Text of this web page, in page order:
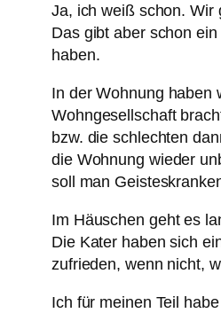
Ja, ich weiß schon. Wir
Das gibt aber schon
haben.
In der Wohnung haben
Wohngesellschaft
bzw. die schlechten
die Wohnung wieder
soll man
Im Häuschen geht es
Die Kater haben sich
zufrieden, wenn nicht,
Ich für meinen Teil